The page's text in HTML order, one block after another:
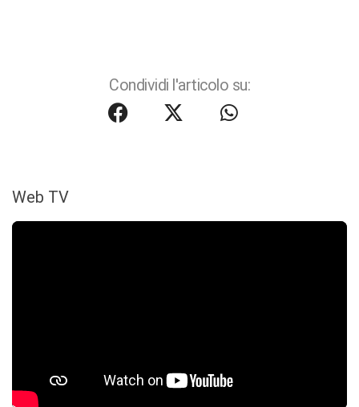
Condividi l'articolo su:
Web TV